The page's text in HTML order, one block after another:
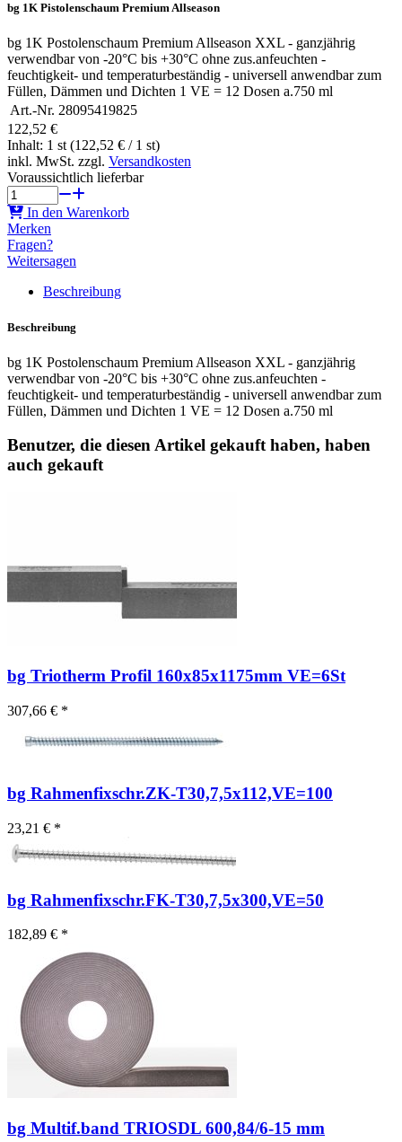
bg 1K Pistolenschaum Premium Allseason
bg 1K Postolenschaum Premium Allseason XXL - ganzjährig
verwendbar von -20°C bis +30°C ohne zus.anfeuchten -
feuchtigkeit- und temperaturbeständig - universell anwendbar zum
Füllen, Dämmen und Dichten 1 VE = 12 Dosen a.750 ml
Art.-Nr. 28095419825
122,52 €
Inhalt: 1 st (122,52 € / 1 st)
inkl. MwSt. zzgl. Versandkosten
Voraussichtlich lieferbar
In den Warenkorb
Merken
Fragen?
Weitersagen
Beschreibung
Beschreibung
bg 1K Postolenschaum Premium Allseason XXL - ganzjährig
verwendbar von -20°C bis +30°C ohne zus.anfeuchten -
feuchtigkeit- und temperaturbeständig - universell anwendbar zum
Füllen, Dämmen und Dichten 1 VE = 12 Dosen a.750 ml
Benutzer, die diesen Artikel gekauft haben, haben
auch gekauft
bg Triotherm Profil 160x85x1175mm VE=6St
307,66 € *
bg Rahmenfixschr.ZK-T30,7,5x112,VE=100
23,21 € *
bg Rahmenfixschr.FK-T30,7,5x300,VE=50
182,89 € *
bg Multif.band TRIOSDL 600,84/6-15 mm